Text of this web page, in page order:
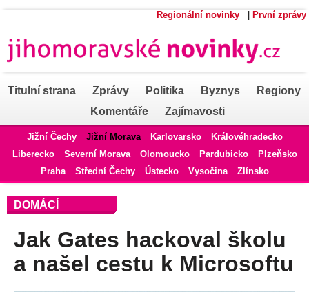
Regionální novinky První zprávy
Titulní strana Zprávy Politika Byznys
Regiony
Komentáře
Zajímavosti
Jižní Čechy Jižní Morava Karlovarsko
Královéhradecko
Liberecko
Severní Morava Olomoucko Pardubicko
Plzeňsko
Praha
Střední Čechy Ústecko Vysočina Zlínsko
DOMÁCÍ
Jak Gates hackoval školu
a našel cestu k Microsoftu